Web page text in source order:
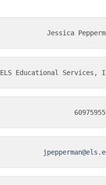
Jessica
ELS Educational Services,